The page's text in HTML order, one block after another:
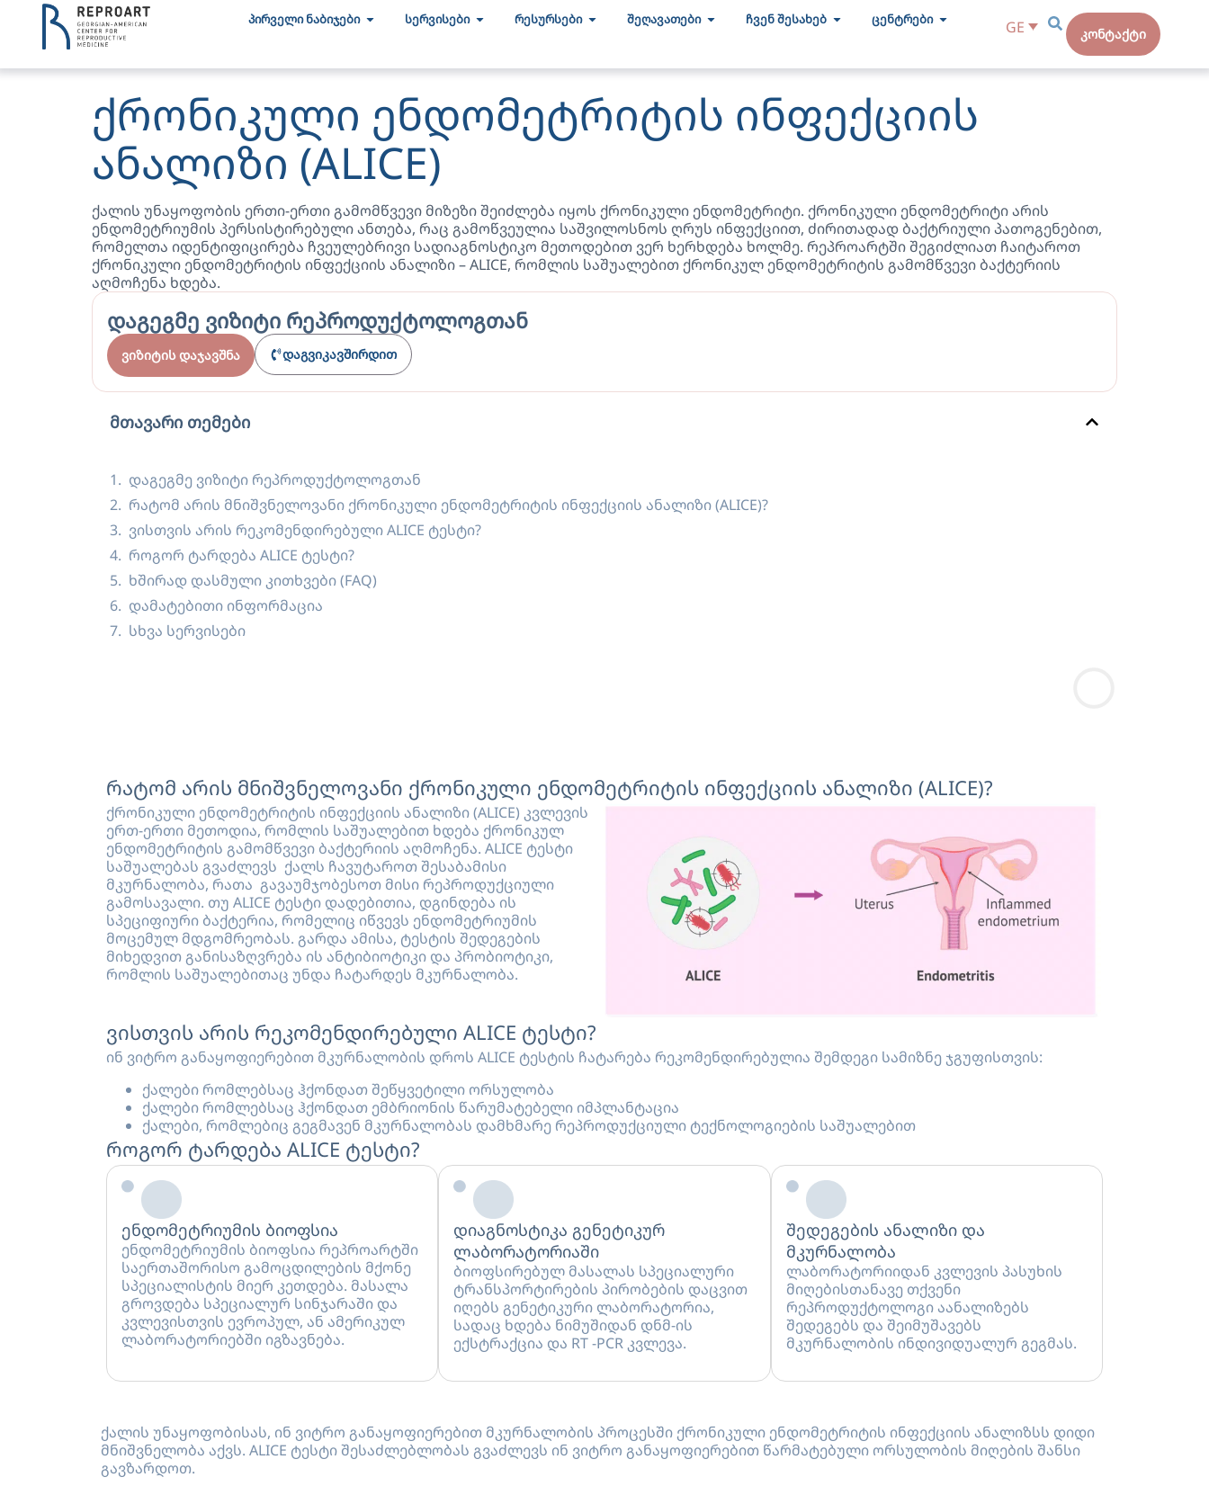
პირველი ნაბიჯები სერვისები რესურსები შეღავათები ჩვენ შესახებ ცენტრები GE კონტაქტი
ქრონიკული ენდომეტრიტის ინფექციის
ანალიზი (ALICE)
ქალის უნაყოფობის ერთი-ერთი გამომწვევი მიზეზი შეიძლება იყოს ქრონიკული ენდომეტრიტი. ქრონიკული ენდომეტრიტი არის
ენდომეტრიუმის პერსისტირებული ანთება, რაც გამოწვეულია საშვილოსნოს ღრუს ინფექციით, ძირითადად ბაქტრიული პათოგენებით,
რომელთა იდენტიფიცირება ჩვეულებრივი სადიაგნოსტიკო მეთოდებით ვერ ხერხდება ხოლმე. რეპროარტში შეგიძლიათ ჩაიტაროთ
ქრონიკული ენდომეტრიტის ინფექციის ანალიზი – ALICE, რომლის საშუალებით ქრონიკულ ენდომეტრიტის გამომწვევი ბაქტერიის
აღმოჩენა ხდება.
დაგეგმე ვიზიტი რეპროდუქტოლოგთან
ვიზიტის დაჯავშნა დაგვიკავშირდით
მთავარი თემები
დაგეგმე ვიზიტი რეპროდუქტოლოგთან
რატომ არის მნიშვნელოვანი ქრონიკული ენდომეტრიტის ინფექციის ანალიზი (ALICE)?
ვისთვის არის რეკომენდირებული ALICE ტესტი?
როგორ ტარდება ALICE ტესტი?
ხშირად დასმული კითხვები (FAQ)
დამატებითი ინფორმაცია
სხვა სერვისები
რატომ არის მნიშვნელოვანი ქრონიკული ენდომეტრიტის ინფექციის ანალიზი (ALICE)?
ქრონიკული ენდომეტრიტის ინფექციის ანალიზი (ALICE) კვლევის
ერთ-ერთი მეთოდია, რომლის საშუალებით ხდება ქრონიკულ
ენდომეტრიტის გამომწვევი ბაქტერიის აღმოჩენა. ALICE ტესტი
საშუალებას გვაძლევს ქალს ჩავუტაროთ შესაბამისი
მკურნალობა, რათა გავაუმჯობესოთ მისი რეპროდუქციული
გამოსავალი. თუ ALICE ტესტი დადებითია, დგინდება ის
სპეციფიური ბაქტერია, რომელიც იწვევს ენდომეტრიუმის
მოცემულ მდგომრეობას. გარდა ამისა, ტესტის შედეგების
მიხედვით განისაზღვრება ის ანტიბიოტიკი და პრობიოტიკი,
რომლის საშუალებითაც უნდა ჩატარდეს მკურნალობა.
ვისთვის არის რეკომენდირებული ALICE ტესტი?
ინ ვიტრო განაყოფიერებით მკურნალობის დროს ALICE ტესტის ჩატარება რეკომენდირებულია შემდეგი სამიზნე ჯგუფისთვის:
ქალები რომლებსაც ჰქონდათ შეწყვეტილი ორსულობა
ქალები რომლებსაც ჰქონდათ ემბრიონის წარუმატებელი იმპლანტაცია
ქალები, რომლებიც გეგმავენ მკურნალობას დამხმარე რეპროდუქციული ტექნოლოგიების საშუალებით
როგორ ტარდება ALICE ტესტი?
ენდომეტრიუმის ბიოფსია
ენდომეტრიუმის ბიოფსია რეპროარტში
საერთაშორისო გამოცდილების მქონე
სპეციალისტის მიერ კეთდება. მასალა
გროვდება სპეციალურ სინჯარაში და
კვლევისთვის ევროპულ, ან ამერიკულ
ლაბორატორიებში იგზავნება.
დიაგნოსტიკა გენეტიკურ
ლაბორატორიაში
ბიოფსირებულ მასალას სპეციალური
ტრანსპორტირების პირობების დაცვით
იღებს გენეტიკური ლაბორატორია,
სადაც ხდება ნიმუშიდან დნმ-ის
ექსტრაქცია და RT -PCR კვლევა.
შედეგების ანალიზი და
მკურნალობა
ლაბორატორიიდან კვლევის პასუხის
მიღებისთანავე თქვენი
რეპროდუქტოლოგი აანალიზებს
შედეგებს და შეიმუშავებს
მკურნალობის ინდივიდუალურ გეგმას.
ქალის უნაყოფობისას, ინ ვიტრო განაყოფიერებით მკურნალობის პროცესში ქრონიკული ენდომეტრიტის ინფექციის ანალიზსს დიდი
მნიშვნელობა აქვს. ALICE ტესტი შესაძლებლობას გვაძლევს ინ ვიტრო განაყოფიერებით წარმატებული ორსულობის მიღების შანსი
გავზარდოთ.